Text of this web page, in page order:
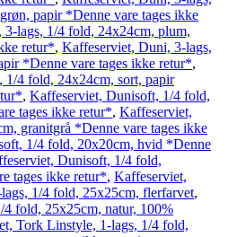
papir *Denne vare tages ikke
lags, 1/4 fold, 24x24cm, plum,
retur*, Kaffeserviet, Duni, 3-lags,
*Denne vare tages ikke retur*,
4 fold, 24x24cm, sort, papir
, Kaffeserviet, Dunisoft, 1/4 fold,
tages ikke retur*, Kaffeserviet,
granitgrå *Denne vare tages ikke
1/4 fold, 20x20cm, hvid *Denne
Dunisoft, 1/4 fold,
tages ikke retur*, Kaffeserviet,
1/4 fold, 25x25cm, flerfarvet,
fold, 25x25cm, natur, 100%
Tork Linstyle, 1-lags, 1/4 fold,